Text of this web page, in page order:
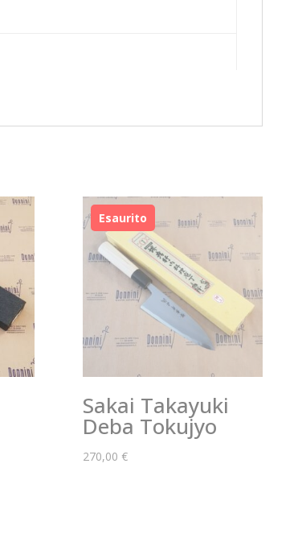
Sakai Takayuki
Deba Tokujyo
270,00 €